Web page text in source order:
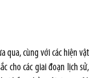
qua, cùng với các hiện vật
cho các giai đoạn lịch sử,